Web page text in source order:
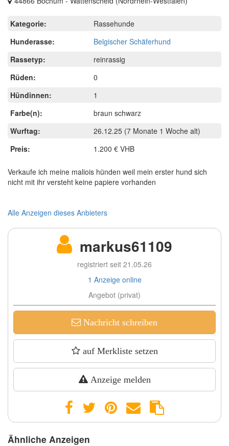
Kategorie:
Rassehunde
Hunderasse:
Belgischer Schäferhund
Rassetyp:
reinrassig
Rüden:
0
Hündinnen:
1
Farbe(n):
braun schwarz
Wurftag:
26.12.25 (7 Monate 1 Woche alt)
Preis:
1.200 € VHB
Verkaufe ich meine maliois hünden weil mein erster hund sich
nicht mit ihr versteht keine papiere vorhanden
Alle Anzeigen dieses Anbieters
markus61109
registriert seit 21.05.26
1 Anzeige online
Angebot (privat)
Nachricht schreiben
auf Merkliste setzen
Anzeige melden
Ähnliche Anzeigen